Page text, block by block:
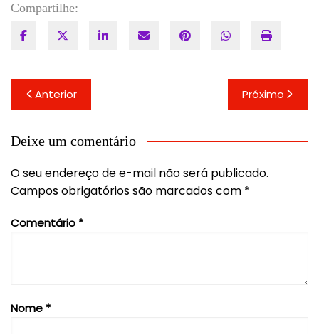
Compartilhe:
Navegação
de
Post
Anterior Próximo
Deixe um comentário
O seu endereço de e-mail não será publicado.
Campos obrigatórios são marcados com *
Comentário *
Nome *